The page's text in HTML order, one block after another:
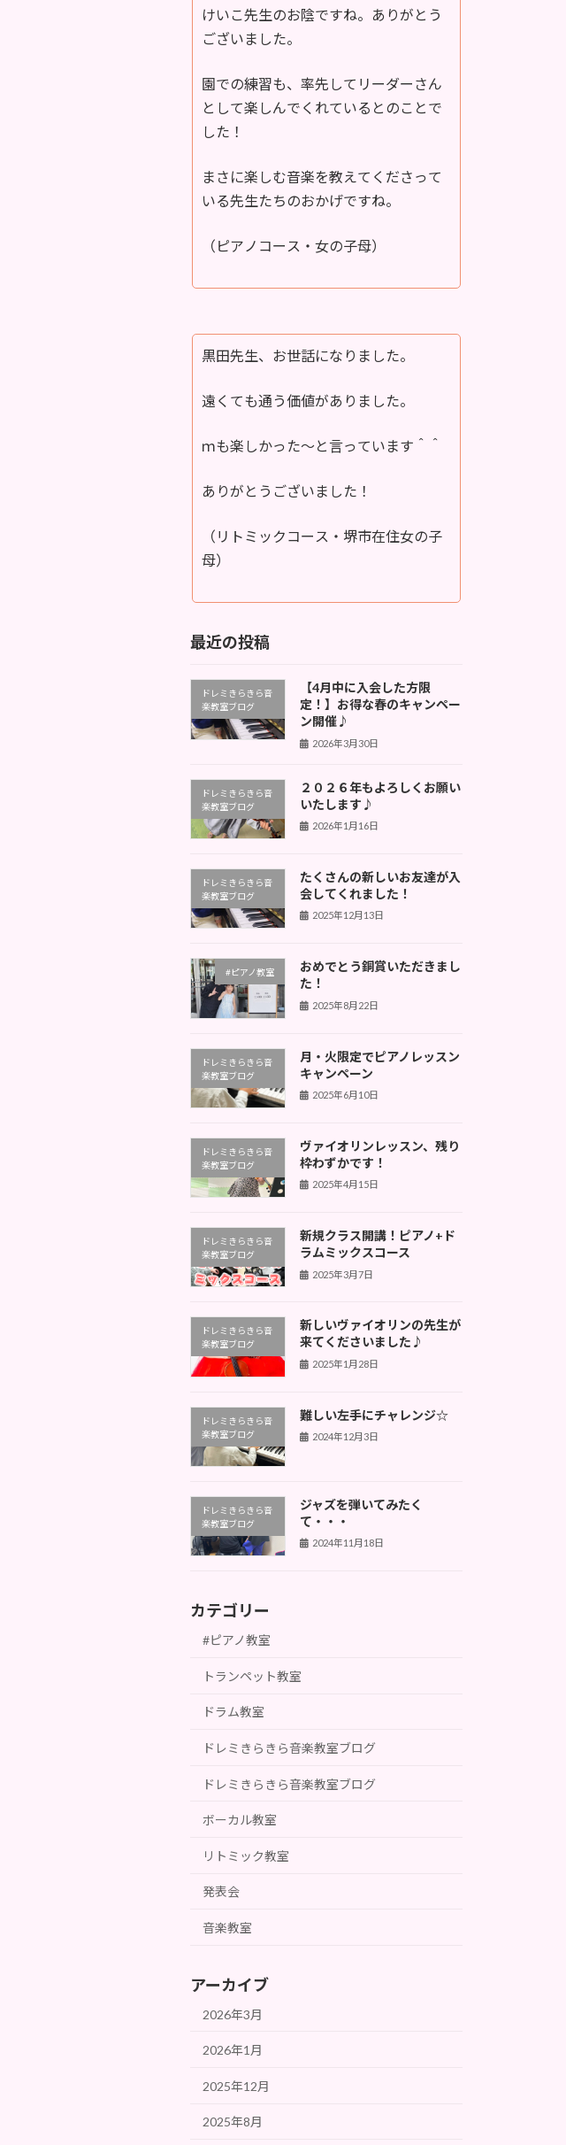
けいこ先生のお陰ですね。ありがとう
ございました。
園での練習も、率先してリーダーさん
として楽しんでくれているとのことで
した！
まさに楽しむ音楽を教えてくださって
いる先生たちのおかげですね。
（ピアノコース・女の子母）
黒田先生、お世話になりました。
遠くても通う価値がありました。
ｍも楽しかった～と言っています＾＾
ありがとうございました！
（リトミックコース・堺市在住女の子
母）
最近の投稿
ドレミきらきら音
楽教室ブログ
【4月中に入会した方限
定！】お得な春のキャンペー
ン開催♪
2026年3月30日
ドレミきらきら音
楽教室ブログ
２０２６年もよろしくお願い
いたします♪
2026年1月16日
ドレミきらきら音
楽教室ブログ
たくさんの新しいお友達が入
会してくれました！
2025年12月13日
#ピアノ教室
おめでとう銅賞いただきまし
た！
2025年8月22日
ドレミきらきら音
楽教室ブログ
月・火限定でピアノレッスン
キャンペーン
2025年6月10日
ドレミきらきら音
楽教室ブログ
ヴァイオリンレッスン、残り
枠わずかです！
2025年4月15日
ドレミきらきら音
楽教室ブログ
新規クラス開講！ピアノ+ド
ラムミックスコース
2025年3月7日
ドレミきらきら音
楽教室ブログ
新しいヴァイオリンの先生が
来てくださいました♪
2025年1月28日
ドレミきらきら音
楽教室ブログ
難しい左手にチャレンジ☆
2024年12月3日
ドレミきらきら音
楽教室ブログ
ジャズを弾いてみたく
て・・・
2024年11月18日
カテゴリー
#ピアノ教室
トランペット教室
ドラム教室
ドレミきらきら音楽教室ブログ
ドレミきらきら音楽教室ブログ
ボーカル教室
リトミック教室
発表会
音楽教室
アーカイブ
2026年3月
2026年1月
2025年12月
2025年8月